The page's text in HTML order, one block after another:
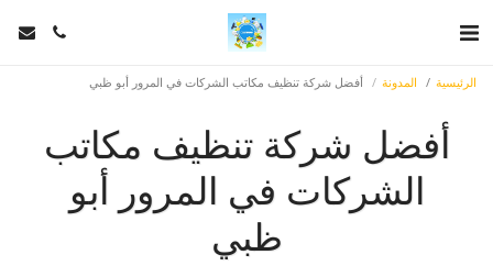
الرئيسية المدونة أفضل شركة تنظيف مكاتب الشركات في المرور أبو ظبي
أفضل شركة تنظيف مكاتب
الشركات في المرور أبو
ظبي